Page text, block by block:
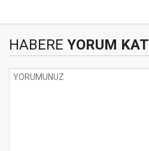
HABERE YORUM KAT